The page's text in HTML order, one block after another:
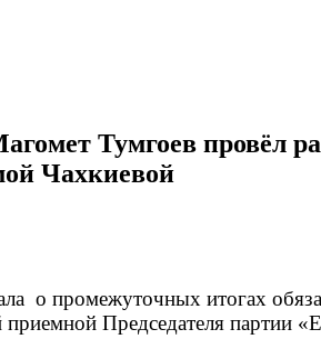
Тумгоев провёл
Чахкиевой
о промежуточных итогах
приемной Председателя партии